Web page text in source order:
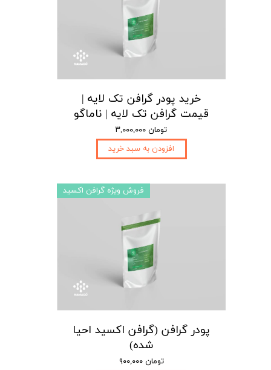
خرید پودر گرافن تک لایه |
قیمت گرافن تک لایه | ناماگو
۳,۰۰۰,۰۰۰ تومان
افزودن به سبد خرید
پودر گرافن (گرافن اکسید احیا
شده)
۹۰۰,۰۰۰ تومان
فروش ویژه گرافن اکسید